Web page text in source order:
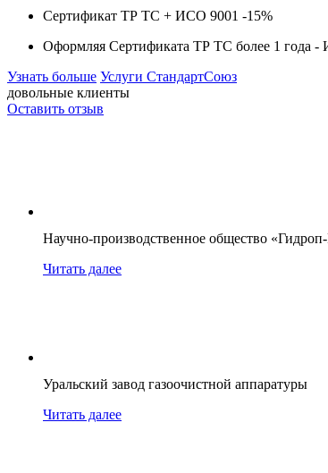
Сертификат ТР ТС + ИСО 9001 -15%
Оформляя Сертификата ТР ТС более 1 года -
Узнать больше Услуги СтандартСоюз
довольные клиенты
Оставить отзыв
Научно-производственное общество
Читать далее
Уральский завод газоочистной аппаратуры
Читать далее